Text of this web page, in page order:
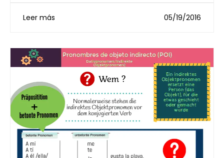
Leer más 05/19/2016